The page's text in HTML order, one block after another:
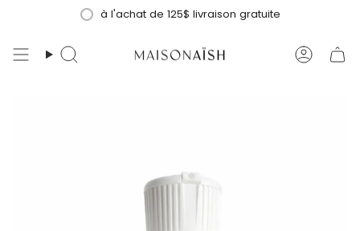
contenu
à l'achat de 125$ livraison gratuite
Recherche